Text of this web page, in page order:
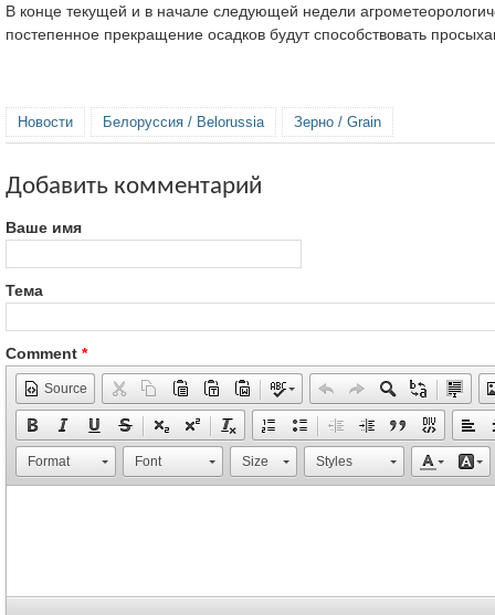
В конце текущей и в начале следующей недели
постепенное прекращение осадков будут способствовать
Новости Белоруссия / Belorussia Зерно / Grain
Добавить комментарий
Ваше имя
Тема
Comment *
Source
Format Font Size Styles